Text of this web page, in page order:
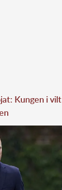
Kungen i